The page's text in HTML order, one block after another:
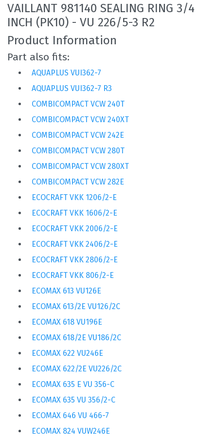
VAILLANT 981140 SEALING RING 3/4
INCH (PK10) - VU 226/5-3 R2
Product Information
Part also fits:
AQUAPLUS VUI362-7
AQUAPLUS VUI362-7 R3
COMBICOMPACT VCW 240T
COMBICOMPACT VCW 240XT
COMBICOMPACT VCW 242E
COMBICOMPACT VCW 280T
COMBICOMPACT VCW 280XT
COMBICOMPACT VCW 282E
ECOCRAFT VKK 1206/2-E
ECOCRAFT VKK 1606/2-E
ECOCRAFT VKK 2006/2-E
ECOCRAFT VKK 2406/2-E
ECOCRAFT VKK 2806/2-E
ECOCRAFT VKK 806/2-E
ECOMAX 613 VU126E
ECOMAX 613/2E VU126/2C
ECOMAX 618 VU196E
ECOMAX 618/2E VU186/2C
ECOMAX 622 VU246E
ECOMAX 622/2E VU226/2C
ECOMAX 635 E VU 356-C
ECOMAX 635 VU 356/2-C
ECOMAX 646 VU 466-7
ECOMAX 824 VUW246E